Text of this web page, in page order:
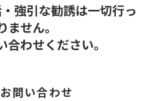
強引な勧誘は一切行っ
ません。
合わせください。
問い合わせ